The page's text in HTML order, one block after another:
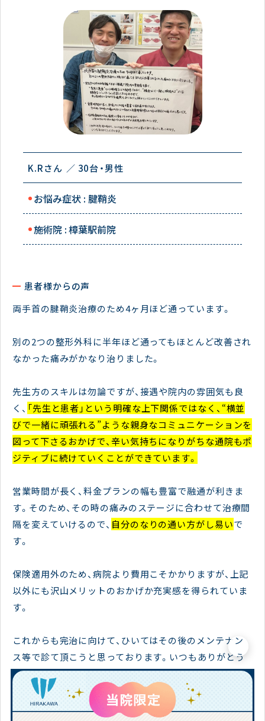
K.Rさん 30台 男性
お悩み症状 : 腱鞘炎
施術院 :樟葉駅前院
患者様からの声
両手首の腱鞘炎治療のため4ヶ月ほど通っています。
別の2つの整形外科に半年ほど通ってもほとんど改善され
なかった痛みがかなり治りました。
先生方のスキルは勿論ですが、接遇や院内の雰囲気も良
く、 「先生と患者」という明確な上下関係ではなく、“横並
びで一緒に頑張れる”ような親身なコミュニケーションを
図って下さるおかげで、辛い気持ちになりがちな通院もポ
ジティブに続けていくことができています。
営業時間が長く、料金プランの幅も豊富で融通が利きま
す。そのため、その時の痛みのステージに合わせて治療間
隔を変えていけるので、 自分のなりの通い方がし易いで
す。
保険適用外のため、病院より費用こそかかりますが、上記
以外にも沢山メリットのおかげか充実感を得られていま
す。
これからも完治に向けて、ひいてはその後のメンテナン
ス等で診て頂こうと思っております。いつもありがとう
ございます。
担当スタッフからのコメント
×